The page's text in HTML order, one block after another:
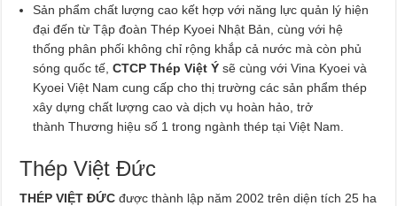
Sản phẩm chất lượng cao kết hợp với năng lực quản lý hiện
đại đến từ Tập đoàn Thép Kyoei Nhật Bản, cùng với hệ
thống phân phối không chỉ rộng khắp cả nước mà còn phủ
sóng quốc tế,CTCP Thép Việt Ý sẽ cùng với Vina Kyoei và
Kyoei Việt Nam cung cấp cho thị trường các sản phẩm thép
xây dựng chất lượng cao và dịch vụ hoàn hảo, trở
thành Thương hiệu số 1 trong ngành thép tại Việt Nam.
Thép Việt Đức
THÉP VIỆT ĐỨCđược thành lập năm 2002 trên diện tích 25 ha